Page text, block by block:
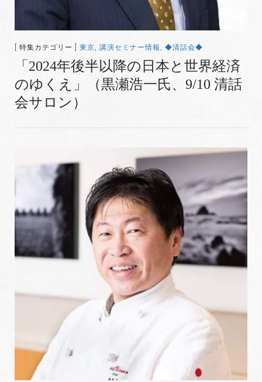
[ 特集カテゴリー ] 東京, 講演セミナー情報 , ◆清話会◆
「2024年後半以降の日本と世界経済
のゆくえ」（黒瀬浩一氏、9/10 清話
会サロン）